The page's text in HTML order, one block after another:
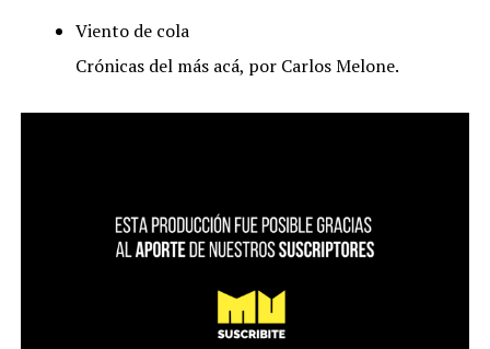
Viento de cola
Crónicas del más acá, por Carlos Melone.